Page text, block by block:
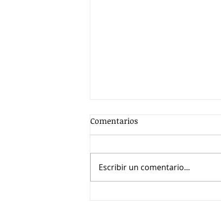
Referente BISUBI: Amas da
Comentarios
Escribir un comentario...